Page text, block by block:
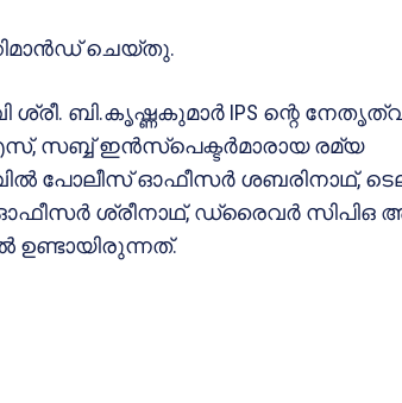
ചെയ്തു.
ബി.കൃഷ്ണകുമാർ IPS ന്റെ
സബ്ബ് ഇൻസ്പെക്ടർമാരായ രമ്യ
പോലീസ് ഓഫീസർ ശബരിനാഥ്,
ശ്രീനാഥ്, ഡ്രൈവർ സിപിഒ